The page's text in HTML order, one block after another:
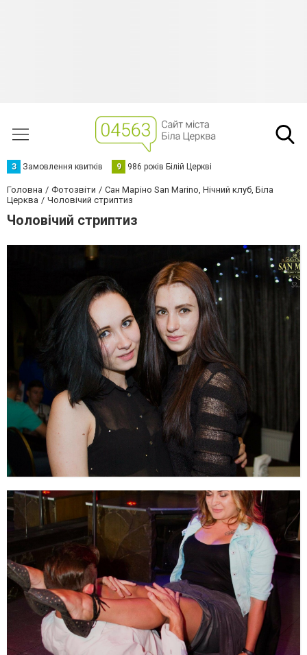
З Замовлення квитків 9 986 років Білій Церкві
Головна Фотозвіти
Сан Маріно San Marino, Нічний клуб, Біла
Церква
Чоловічий стриптиз
Чоловічий стриптиз